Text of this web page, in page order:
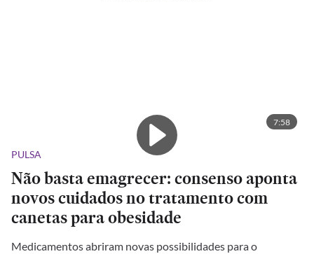
7:58
PULSA
Não basta emagrecer: consenso aponta
novos cuidados no tratamento com
canetas para obesidade
Medicamentos abriram novas possibilidades para o